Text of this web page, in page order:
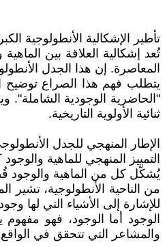
تأطير الإشكالية الأنطولوجية
تُعد إشكالية العلاقة بين
المعاصرة. إن هذا الجدل
يتطلب فهم هذا الصراع توضيح
"الحاضرية الوجودية
ثنائية الأولوية التاريخية.
الإطار المنهجي للجدل
التمييز المنهجي للماهية
يُشكّل كل من الماهية والوجود
من الناحية الأنطولوجية،
للإشارة إلى الأشياء التي
الوجود أما الوجود، فهو
والمشاعر التي تتحقق في